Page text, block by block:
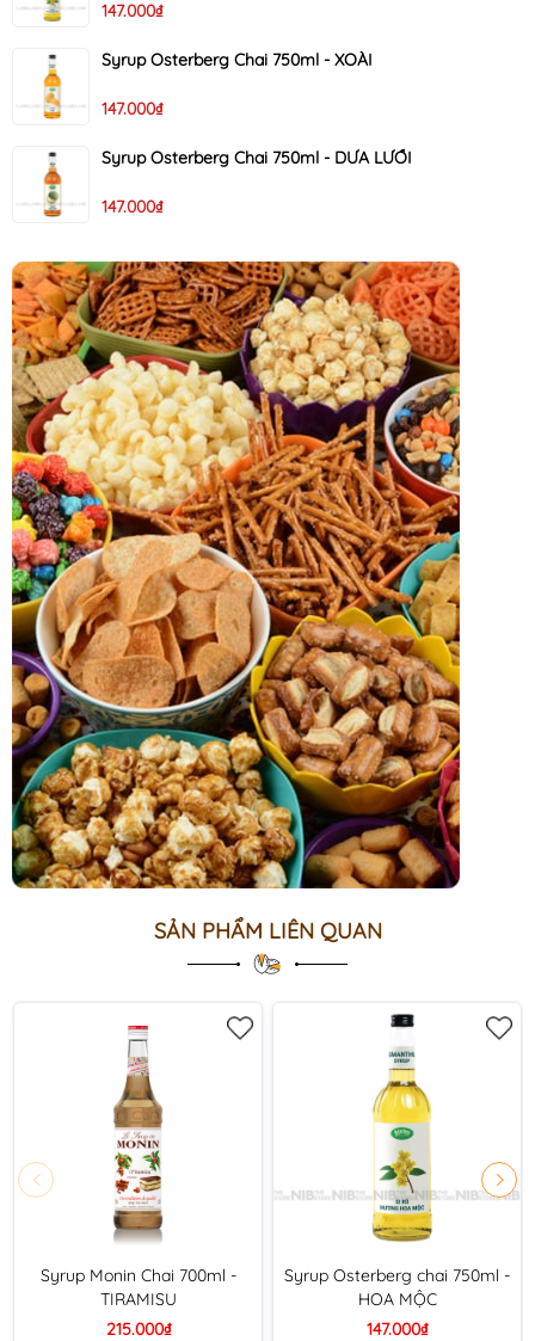
147.000₫
Syrup Osterberg Chai 750ml - XOÀI
147.000₫
Syrup Osterberg Chai 750ml - DƯA LƯỚI
147.000₫
SẢN PHẨM LIÊN QUAN
Syrup Monin Chai 700ml -
TIRAMISU
215.000₫
Syrup Osterberg chai 750ml -
HOA MỘC
147.000₫